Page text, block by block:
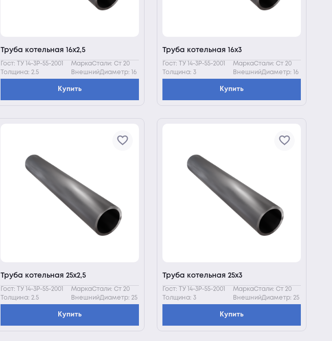
Труба котельная 16х2,5
Гост: ТУ 14-3Р-55-2001
МаркаСтали: Ст 20
Толщина: 2.5
ВнешнийДиаметр: 16
Купить
Труба котельная 16х3
Гост: ТУ 14-3Р-55-2001
МаркаСтали: Ст 20
Толщина: 3
ВнешнийДиаметр: 16
Купить
Труба котельная 25х2,5
Гост: ТУ 14-3Р-55-2001
МаркаСтали: Ст 20
Толщина: 2.5
ВнешнийДиаметр: 25
Купить
Труба котельная 25х3
Гост: ТУ 14-3Р-55-2001
МаркаСтали: Ст 20
Толщина: 3
ВнешнийДиаметр: 25
Купить